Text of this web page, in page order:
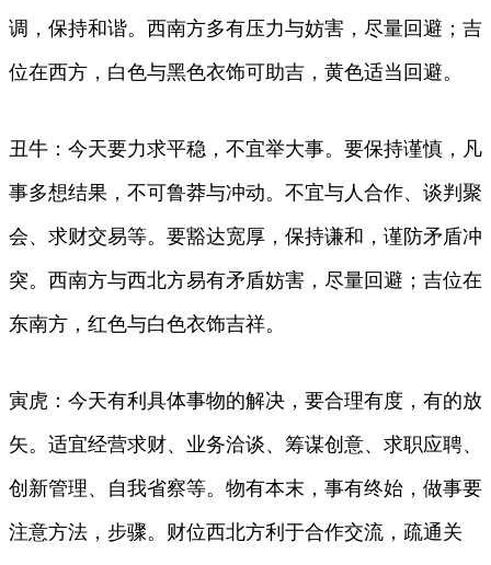
调，保持和谐。西南方多有压力与妨害，尽量回避；吉
位在西方，白色与黑色衣饰可助吉，黄色适当回避。
丑牛：今天要力求平稳，不宜举大事。要保持谨慎，凡
事多想结果，不可鲁莽与冲动。不宜与人合作、谈判聚
会、求财交易等。要豁达宽厚，保持谦和，谨防矛盾冲
突。西南方与西北方易有矛盾妨害，尽量回避；吉位在
东南方，红色与白色衣饰吉祥。
寅虎：今天有利具体事物的解决，要合理有度，有的放
矢。适宜经营求财、业务洽谈、筹谋创意、求职应聘、
创新管理、自我省察等。物有本末，事有终始，做事要
注意方法，步骤。财位西北方利于合作交流，疏通关